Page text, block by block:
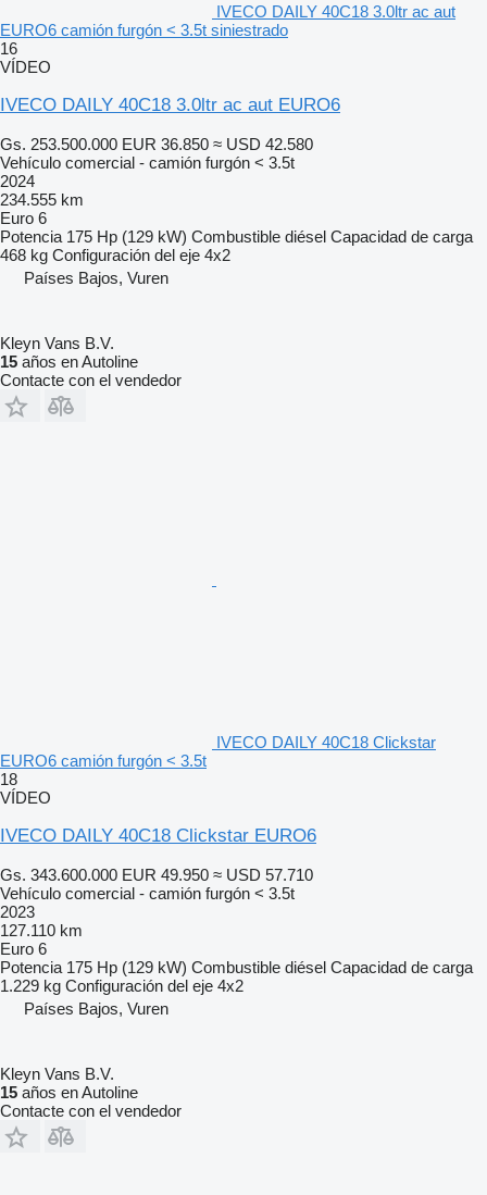
IVECO DAILY 40C18 3.0ltr ac aut
EURO6 camión furgón < 3.5t siniestrado
16
VÍDEO
IVECO DAILY 40C18 3.0ltr ac aut EURO6
Gs. 253.500.000 EUR 36.850 ≈ USD 42.580
Vehículo comercial - camión furgón < 3.5t
2024
234.555 km
Euro 6
Potencia 175 Hp (129 kW) Combustible diésel Capacidad de carga
468 kg Configuración del eje 4x2
Países Bajos, Vuren
Kleyn Vans B.V.
15 años en Autoline
Contacte con el vendedor
IVECO DAILY 40C18 Clickstar
EURO6 camión furgón < 3.5t
18
VÍDEO
IVECO DAILY 40C18 Clickstar EURO6
Gs. 343.600.000 EUR 49.950 ≈ USD 57.710
Vehículo comercial - camión furgón < 3.5t
2023
127.110 km
Euro 6
Potencia 175 Hp (129 kW) Combustible diésel Capacidad de carga
1.229 kg Configuración del eje 4x2
Países Bajos, Vuren
Kleyn Vans B.V.
15 años en Autoline
Contacte con el vendedor